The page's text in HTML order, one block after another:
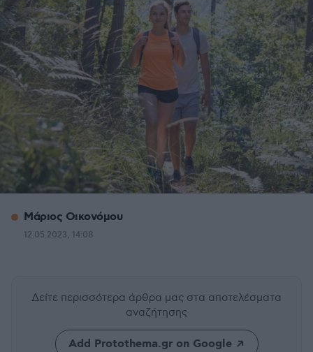
Μάριος Οικονόμου
12.05.2023, 14:08
Δείτε περισσότερα άρθρα μας στα αποτελέσματα
αναζήτησης
Add Protothema.gr on Google